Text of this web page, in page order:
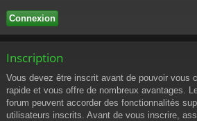
Inscription
Vous devez être inscrit avant de pouvoir vous
rapide et vous offre de nombreux avantages.
forum peuvent accorder des fonctionnalités
utilisateurs inscrits. Avant de vous inscrire,